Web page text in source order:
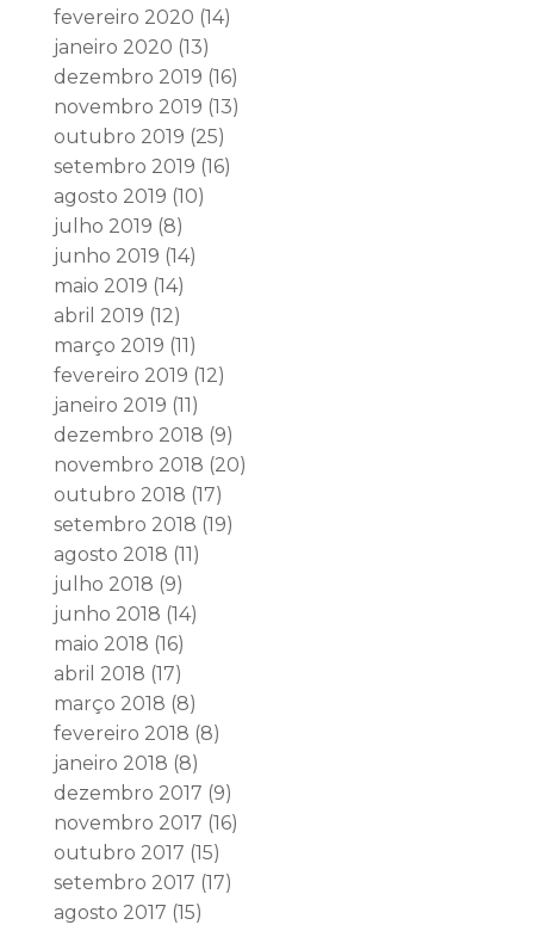
fevereiro 2020 (14)
janeiro 2020 (13)
dezembro 2019 (16)
novembro 2019 (13)
outubro 2019 (25)
setembro 2019 (16)
agosto 2019 (10)
julho 2019 (8)
junho 2019 (14)
maio 2019 (14)
abril 2019 (12)
março 2019 (11)
fevereiro 2019 (12)
janeiro 2019 (11)
dezembro 2018 (9)
novembro 2018 (20)
outubro 2018 (17)
setembro 2018 (19)
agosto 2018 (11)
julho 2018 (9)
junho 2018 (14)
maio 2018 (16)
abril 2018 (17)
março 2018 (8)
fevereiro 2018 (8)
janeiro 2018 (8)
dezembro 2017 (9)
novembro 2017 (16)
outubro 2017 (15)
setembro 2017 (17)
agosto 2017 (15)